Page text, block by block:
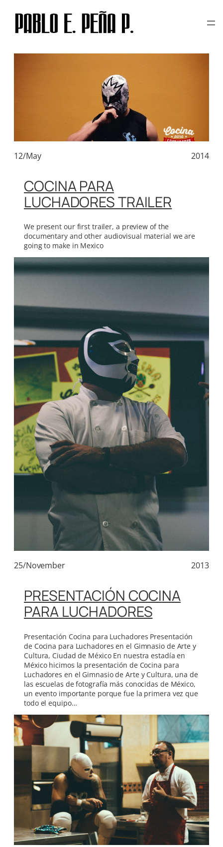
TAG: ROMA NORTE
12/May 2014
COCINA PARA
LUCHADORES TRAILER
We present our first trailer, a preview of the
documentary and other audiovisual material we are
going to make in Mexico
25/November 2013
PRESENTACIÓN COCINA
PARA LUCHADORES
Presentación Cocina para Luchadores Presentación
de Cocina para Luchadores en el Gimnasio de Arte y
Cultura, Ciudad de México En nuestra estadía en
México hicimos la presentación de Cocina para
Luchadores en el Gimnasio de Arte y Cultura, una de
las escuelas de fotografía más conocidas de México,
un evento importante porque fue la primera vez que
todo el equipo…